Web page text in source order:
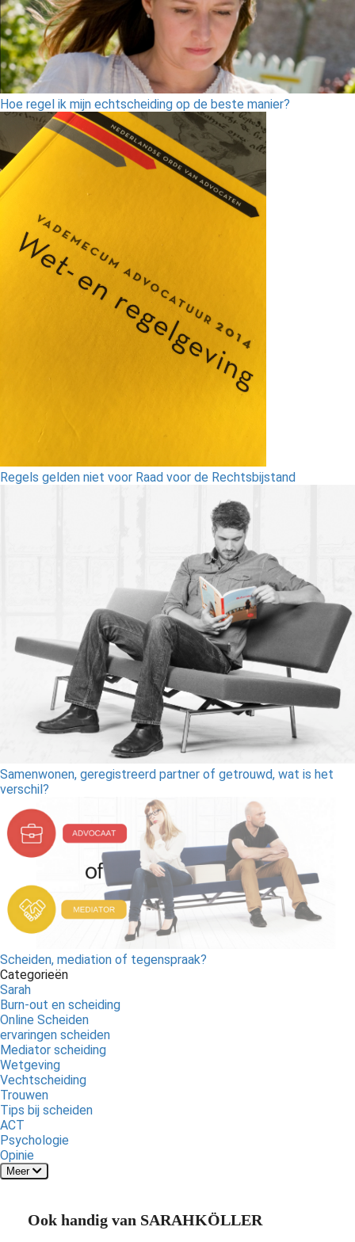
Hoe regel ik mijn echtscheiding op de beste manier?
Regels gelden niet voor Raad voor de Rechtsbijstand
Samenwonen, geregistreerd partner of getrouwd, wat is het
verschil?
Scheiden, mediation of tegenspraak?
Categorieën
Sarah
Burn-out en scheiding
Online Scheiden
ervaringen scheiden
Mediator scheiding
Wetgeving
Vechtscheiding
Trouwen
Tips bij scheiden
ACT
Psychologie
Opinie
Meer
Ook handig van SARAHKÖLLER